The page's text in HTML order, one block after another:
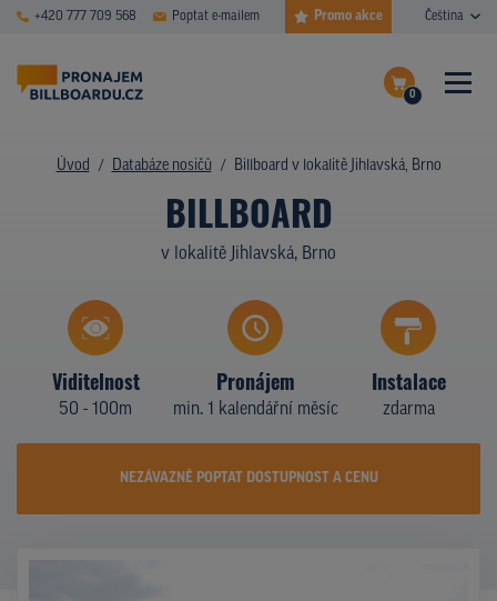
+420 777 709 568 Poptat e-mailem Promo akce Čeština
0
Dokončit poptávku
Zobrazit nosiče na mapě
ČASTÉ DOTAZY
DATABÁZE NOSIČŮ
PLOCHY V AKCI
CENY
Z PRAXE
KDO JSME
Úvod Databáze nosičů Billboard v lokalitě Jihlavská, Brno
BILLBOARD
v lokalitě Jihlavská, Brno
Viditelnost
50 - 100m
Pronájem
min. 1 kalendářní měsíc
Instalace
zdarma
NEZÁVAZNĚ POPTAT DOSTUPNOST A CENU